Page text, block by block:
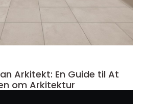
Arkitekt: En Guide til At
om Arkitektur